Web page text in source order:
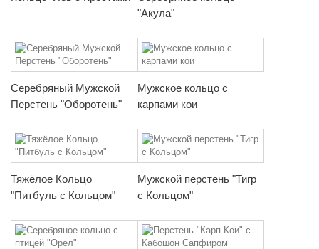
"Акула"
Серебряный Мужской
Перстень "Оборотень"
Мужское кольцо с
карпами кои
Тяжёлое Кольцо
"Питбуль с Кольцом"
Мужской перстень "Тигр
с Кольцом"